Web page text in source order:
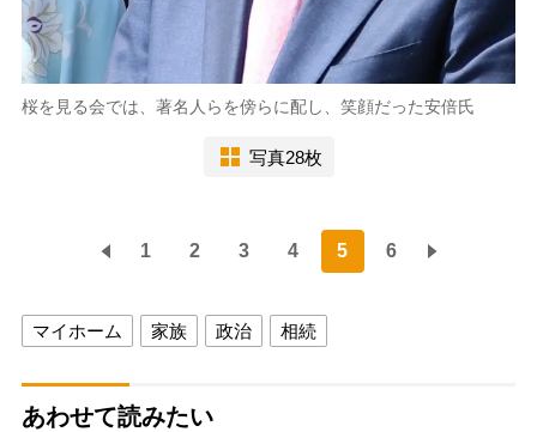
桜を見る会では、著名人らを傍らに配し、笑顔だった安倍氏
写真28枚
1 2 3 4 5 6
マイホーム 家族 政治 相続
あわせて読みたい